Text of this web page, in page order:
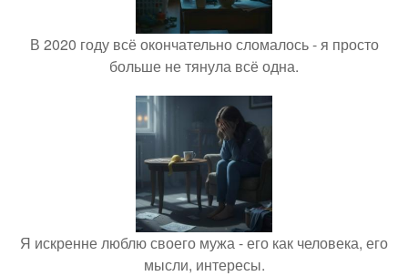
В 2020 году всё окончательно сломалось - я просто
больше не тянула всё одна.
Я искренне люблю своего мужа - его как человека, его
мысли, интересы.